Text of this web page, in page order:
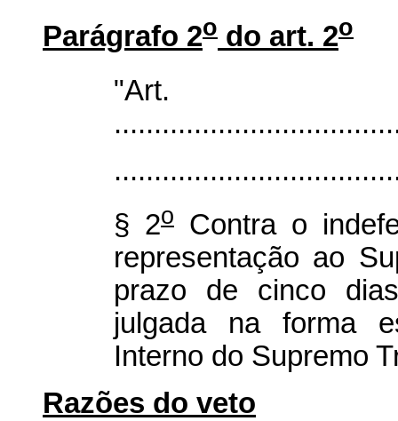
Parágrafo 2o do art. 2o
§ 2o
Contra o
representação ao
prazo de cinco
julgada na forma
Interno do Supremo
Razões do veto